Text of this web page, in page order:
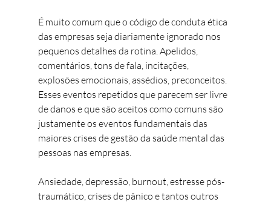
É muito comum que o código de conduta ética
das empresas seja diariamente ignorado nos
pequenos detalhes da rotina. Apelidos,
comentários, tons de fala, incitações,
explosões emocionais, assédios, preconceitos.
Esses eventos repetidos que parecem ser livre
de danos e que são aceitos como comuns são
justamente os eventos fundamentais das
maiores crises de gestão da saúde mental das
pessoas nas empresas.
Ansiedade, depressão, burnout, estresse pós-
traumático, crises de pânico e tantos outros